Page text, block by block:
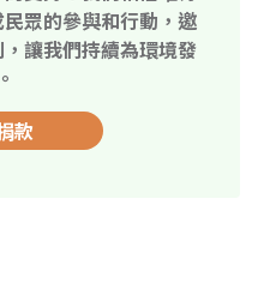
眾的參與和行動，邀
讓我們持續為環境發
款